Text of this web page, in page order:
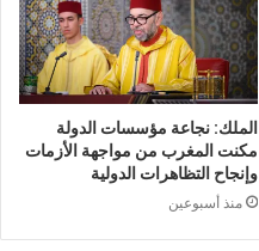
الملك: نجاعة مؤسسات الدولة
مكنت المغرب من مواجهة الأزمات
وإنجاح التظاهرات الدولية
منذ أسبوعين